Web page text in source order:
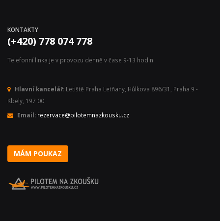
KONTAKTY
(+420) 778 074 778
Telefonní linka je v provozu denně v čase 9-13 hodin
Hlavní kancelář: Letiště Praha Letňany, Hůlkova 896/31, Praha 9 -
Kbely, 197 00
Email: rezervace@pilotemnazkousku.cz
MÁM POUKAZ